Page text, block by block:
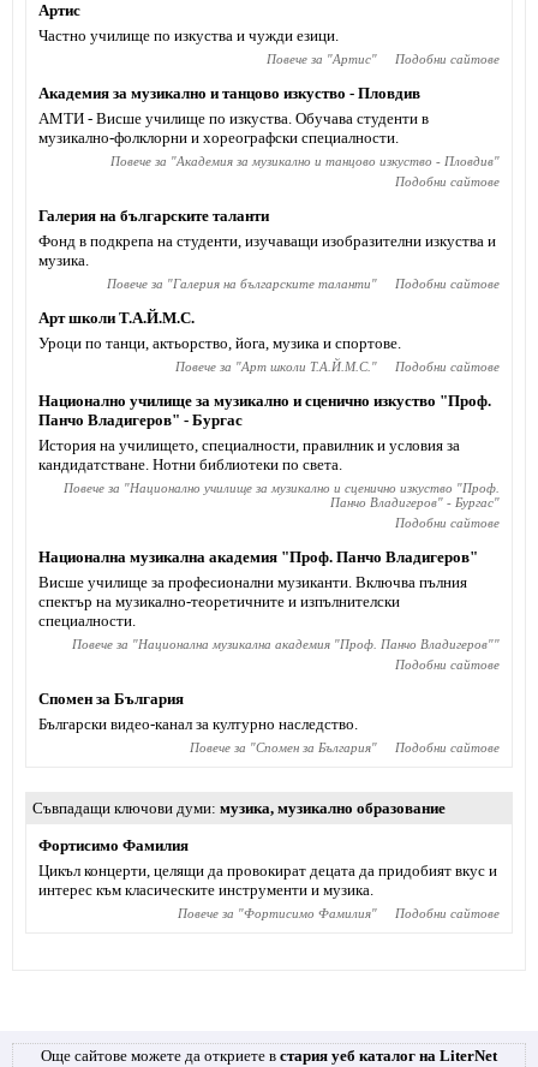
Артис
Частно училище по изкуства и чужди езици.
Повече за "Артис" Подобни сайтове
Академия за музикално и танцово изкуство - Пловдив
АМТИ - Висше училище по изкуства. Обучава студенти в
музикално-фолклорни и хореографски специалности.
Повече за "Академия за музикално и танцово изкуство - Пловдив"
Подобни сайтове
Галерия на българските таланти
Фонд в подкрепа на студенти, изучаващи изобразителни изкуства и
музика.
Повече за "Галерия на българските таланти" Подобни сайтове
Арт школи Т.А.Й.М.С.
Уроци по танци, актьорство, йога, музика и спортове.
Повече за "Арт школи Т.А.Й.М.С. " Подобни сайтове
Национално училище за музикално и сценично изкуство "Проф.
Панчо Владигеров" - Бургас
История на училището, специалности, правилник и условия за
кандидатстване. Нотни библиотеки по света.
Повече за "Национално училище за музикално и сценично изкуство "Проф.
Панчо Владигеров" - Бургас"
Подобни сайтове
Национална музикална академия "Проф. Панчо Владигеров"
Висше училище за професионални музиканти. Включва пълния
спектър на музикално-теоретичните и изпълнителски
специалности.
Повече за "Национална музикална академия "Проф. Панчо Владигеров""
Подобни сайтове
Спомен за България
Български видео-канал за културно наследство.
Повече за "Спомен за България" Подобни сайтове
Съвпадащи ключови думи музика, музикално образование
Фортисимо Фамилия
Цикъл концерти, целящи да провокират децата да придобият вкус и
интерес към класическите инструменти и музика.
Повече за "Фортисимо Фамилия" Подобни сайтове
Още сайтове можете да откриете в стария уеб каталог на LiterNet